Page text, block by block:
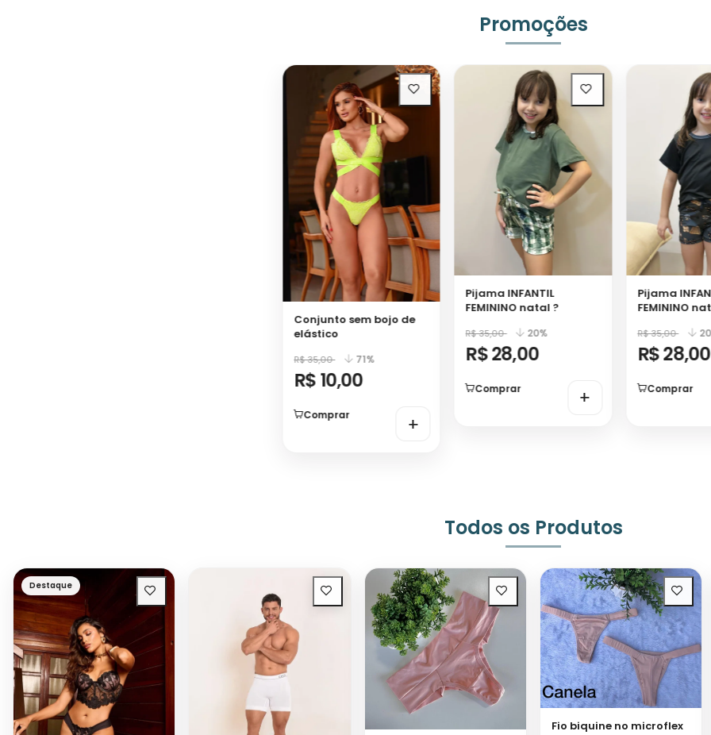
Promoções
Conjunto sem bojo de
elástico
R$ 35,00 71%
R$ 10,00
Comprar +
Pijama INFANTIL
FEMININO natal ?
R$ 35,00 20%
R$ 28,00
Comprar +
Pijama
FEMININO
R$ 35,00
R$ 28,00
Comprar
Todos os Produtos
Destaque
Fio biquine no microflex